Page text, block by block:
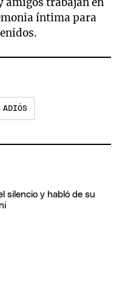
íntima para
ADIÓS
silencio y habló de su